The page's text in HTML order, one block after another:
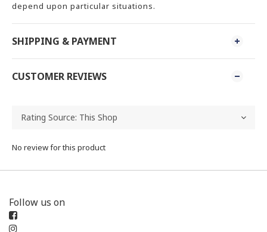
depend upon particular situations.
SHIPPING & PAYMENT
CUSTOMER REVIEWS
No review for this product
Follow us on